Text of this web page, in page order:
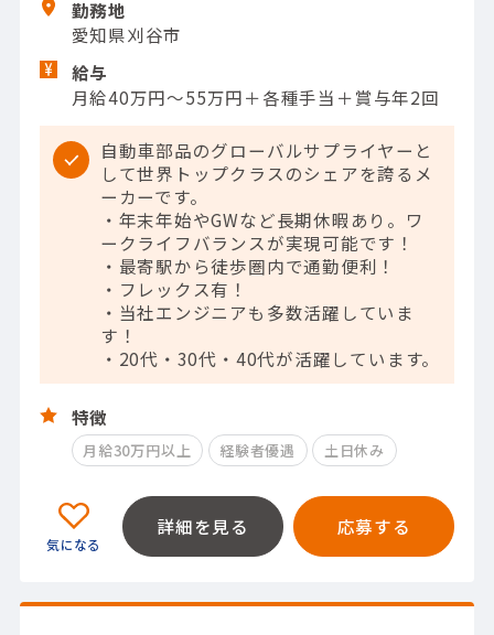
勤務地
愛知県刈谷市
給与
月給40万円～55万円＋各種手当＋賞与年2回
自動車部品のグローバルサプライヤーと
して世界トップクラスのシェアを誇るメ
ーカーです。
・年末年始やGWなど長期休暇あり。ワ
ークライフバランスが実現可能です！
・最寄駅から徒歩圏内で通勤便利！
・フレックス有！
・当社エンジニアも多数活躍していま
す！
・20代・30代・40代が活躍しています。
特徴
月給30万円以上 経験者優遇 土日休み
詳細を見る 応募する